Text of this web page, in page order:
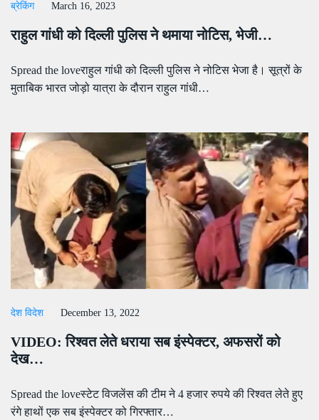
ब्रेकिंग March 16, 2023
राहुल गांधी को दिल्ली पुलिस ने थमाया नोटिस, भेजी…
Spread the loveराहुल गांधी को दिल्ली पुलिस ने नोटिस भेजा है। सूत्रों के
मुताबिक भारत जोड़ो यात्रा के दौरान राहुल गांधी…
देश विदेश December 13, 2022
VIDEO: रिश्वत लेते धराया सब इंस्पेक्टर, अफसरों को
देख…
Spread the loveस्टेट विजलेंस की टीम ने 4 हजार रुपये की रिश्वत लेते हुए
रंगे हाथों एक सब इंस्पेक्टर को गिरफ्तार…